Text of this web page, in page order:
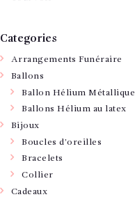
Categories
Arrangements Funéraire
Ballons
Ballon Hélium Métallique
Ballons Hélium au latex
Bijoux
Boucles d'oreilles
Bracelets
Collier
Cadeaux